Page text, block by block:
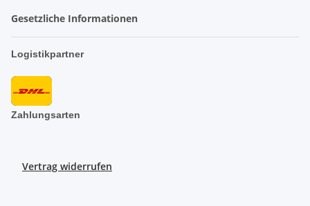
Gesetzliche Informationen
Logistikpartner
Zahlungsarten
Vertrag widerrufen